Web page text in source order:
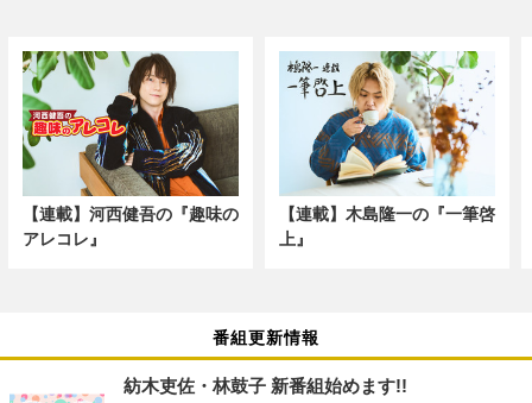
【連載】河西健吾の『趣味の
アレコレ』
【連載】木島隆一の『一筆啓
上』
番組更新情報
紡木吏佐・林鼓子 新番組始めます!!